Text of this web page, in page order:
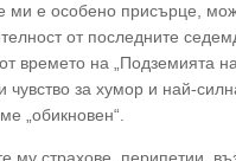
ми е особено присърце,
от последните
времето на „Подземията
за хумор и най-
„обикновен“.